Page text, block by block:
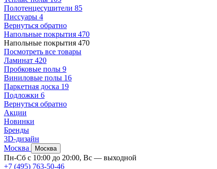
Полотенцесушители 85
Писсуары 4
Вернуться обратно
Напольные покрытия 470
Напольные покрытия 470
Посмотреть все товары
Ламинат 420
Пробковые полы 9
Виниловые полы 16
Паркетная доска 19
Подложки 6
Вернуться обратно
Акции
Новинки
Бренды
3D-дизайн
Москва
Москва
Пн-Сб с 10:00 до 20:00, Вс — выходной
+7 (495) 763-50-46